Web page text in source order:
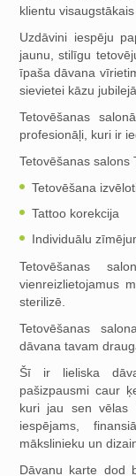
klientu
Uzdāvini iespēju
jaunu, stilīgu
īpaša dāvana
sievietei kāzu
Tetovēšanas
profesionāļi, kuri ir
Tetovēšanas salons
Tetovēšana
Tattoo korekcija
Individuālu
Tetovēšanas
vienreizlietojamus
sterilizē.
Tetovēšanas
dāvana tavam
Šī ir lieliska
pašizpausmi caur
kuri jau sen vēlas
iespējams,
mākslinieku un
Dāvanu karte dod